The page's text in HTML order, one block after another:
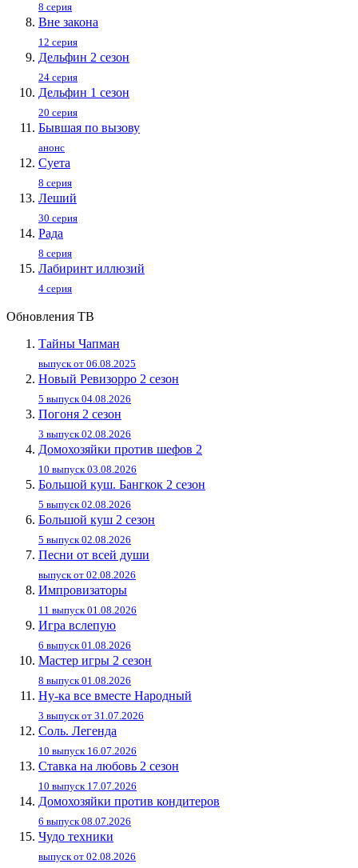
8 серия
Вне закона
12 серия
Дельфин 2 сезон
24 серия
Дельфин 1 сезон
20 серия
Бывшая по вызову
анонс
Суета
8 серия
Леший
30 серия
Рада
8 серия
Лабиринт иллюзий
4 серия
Обновления ТВ
Тайны Чапман
выпуск от 06.08.2025
Новый Ревизорро 2 сезон
5 выпуск 04.08.2026
Погоня 2 сезон
3 выпуск 02.08.2026
Домохозяйки против шефов 2
10 выпуск 03.08.2026
Большой куш. Бангкок 2 сезон
5 выпуск 02.08.2026
Большой куш 2 сезон
5 выпуск 02.08.2026
Песни от всей души
выпуск от 02.08.2026
Импровизаторы
11 выпуск 01.08.2026
Игра вслепую
6 выпуск 01.08.2026
Мастер игры 2 сезон
8 выпуск 01.08.2026
Ну-ка все вместе Народный
3 выпуск от 31.07.2026
Соль. Легенда
10 выпуск 16.07.2026
Ставка на любовь 2 сезон
10 выпуск 17.07.2026
Домохозяйки против кондитеров
6 выпуск 08.07.2026
Чудо техники
выпуск от 02.08.2026